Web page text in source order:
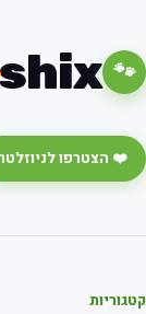
🐾
shix
❤️ הצטרפו לניוזלטר